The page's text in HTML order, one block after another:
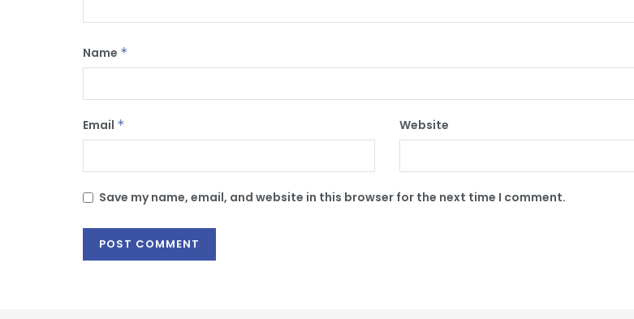
Name *
Email * Website
Save my name, email, and website in this browser for the next time I comment.